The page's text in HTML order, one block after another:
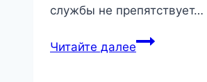
службы не препятствует…
Читайте далееБанкротство